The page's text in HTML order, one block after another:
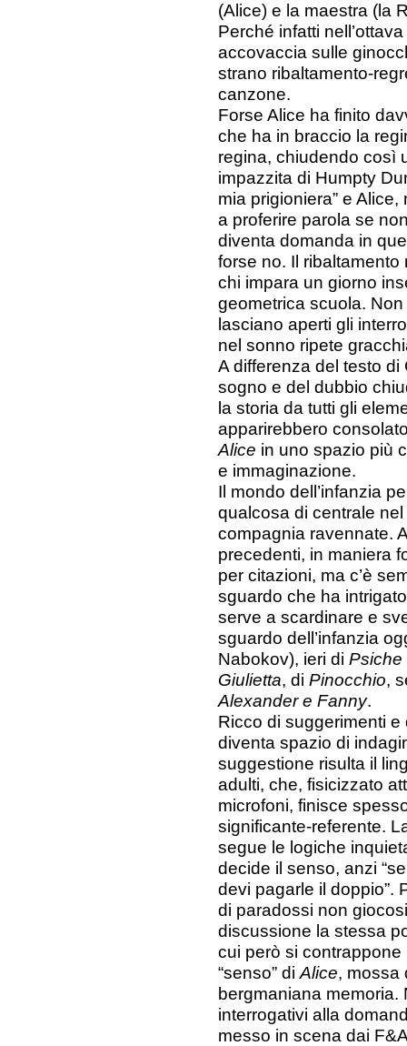
(Alice) e la maestra (la
Perché infatti
accovaccia sulle
strano ribaltamento-
canzone.
Forse Alice ha finito
che ha in braccio la
regina, chiudendo così
impazzita di Humpty
mia prigioniera” e
a proferire parola se
diventa domanda in
forse no. Il
chi impara un giorno
geometrica scuola.
lasciano aperti gli
nel sonno ripete
A differenza del testo
sogno e del dubbio
la storia da tutti gli
apparirebbero
Alice in uno spazio più
e immaginazione.
Il mondo dell’infanzia
qualcosa di centrale
compagnia ravennate.
precedenti, in maniera
per citazioni, ma c’è
sguardo che ha
serve a scardinare e
sguardo dell’infanzia
Nabokov), ieri di Psiche
Giulietta, di Pinocchio,
Alexander e Fanny.
Ricco di suggerimenti e
diventa spazio di
suggestione risulta il
adulti, che, fisicizzato
microfoni, finisce
significante-referente.
segue le logiche
decide il senso, anzi
devi pagarle il doppio”.
di paradossi non
discussione la stessa
cui però si contrappone
“senso” di Alice, mossa
bergmaniana memoria.
interrogativi alla
messo in scena dai